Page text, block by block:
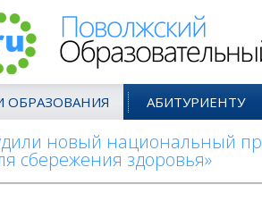
ОБРАЗОВАНИЯ АБИТУРИЕНТУ
новый национальный
сбережения здоровья»